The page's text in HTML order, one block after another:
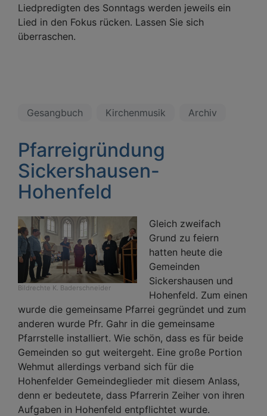
Liedpredigten des Sonntags werden jeweils ein
Lied in den Fokus rücken. Lassen Sie sich
überraschen.
Gesangbuch Kirchenmusik Archiv
Pfarreigründung
Sickershausen-
Hohenfeld
Bildrechte K. Baderschneider
Gleich zweifach
Grund zu feiern
hatten heute die
Gemeinden
Sickershausen und
Hohenfeld. Zum einen
wurde die gemeinsame Pfarrei gegründet und zum
anderen wurde Pfr. Gahr in die gemeinsame
Pfarrstelle installiert. Wie schön, dass es für beide
Gemeinden so gut weitergeht. Eine große Portion
Wehmut allerdings verband sich für die
Hohenfelder Gemeindeglieder mit diesem Anlass,
denn er bedeutete, dass Pfarrerin Zeiher von ihren
Aufgaben in Hohenfeld entpflichtet wurde.